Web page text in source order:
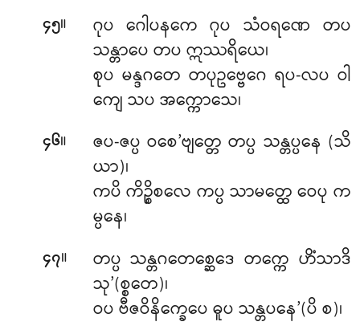
၄၅။
ဂုပ ဂေါပနကေ ဂုပ သံဝရဏေ တပ
သန္တာပေ တပ ဣဿရိယေ၊
စုပ မန္ဒဂတေ တပုဥဗ္ဗေဂေ ရပ-လပ ဝါ
ကျေ သပ အက္ကောသေ၊
၄၆။
ဇပ-ဇပ္ပ ဝစေ’ဗျတ္တေ တပ္ပ သန္တပ္ပနေ (သိ
ယာ)၊
ကပိ ကိဉ္စိစလေ ကပ္ပ သာမတ္ထေ ဝေပု က
မ္ပနေ၊
၄၇။
တပ္ပ သန္တဂတေစ္ဆေဒေ တက္ကေ ဟိံသာဒိ
သု’(စ္စတေ)၊
ဝပ ဗီဇဝိနိက္ခေပေ ဓူပ သန္တပနေ’(ပိ စ)၊